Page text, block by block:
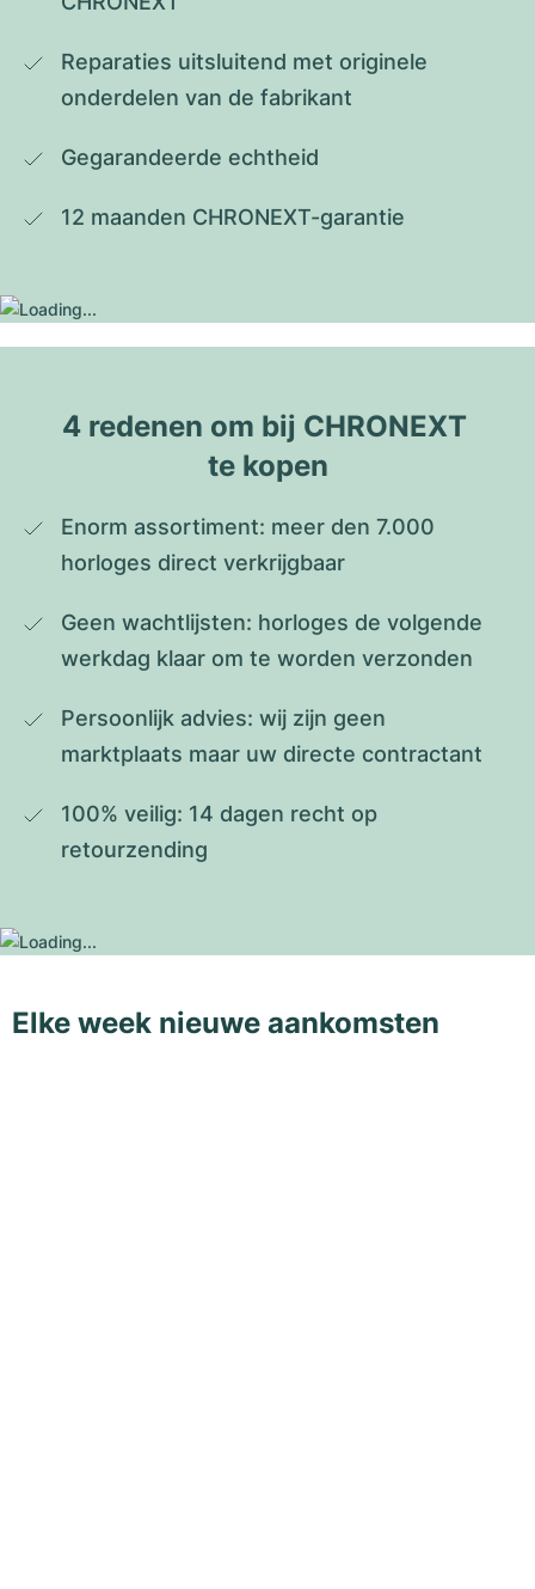
Reparaties uitsluitend met originele
onderdelen van de fabrikant
Gegarandeerde echtheid
12 maanden CHRONEXT-garantie
4 redenen om bij CHRONEXT
te kopen
Enorm assortiment: meer den 7.000
horloges direct verkrijgbaar
Geen wachtlijsten: horloges de volgende
werkdag klaar om te worden verzonden
Persoonlijk advies: wij zijn geen
marktplaats maar uw directe contractant
100% veilig: 14 dagen recht op
retourzending
Elke week nieuwe aankomsten